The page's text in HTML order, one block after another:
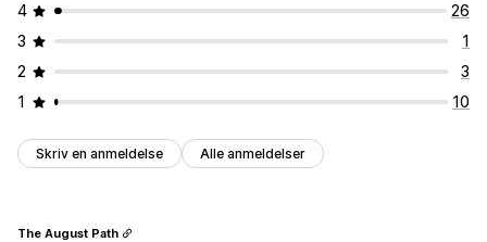
4
26
3
1
2
3
1
10
Skriv en anmeldelse Alle anmeldelser
The August Path